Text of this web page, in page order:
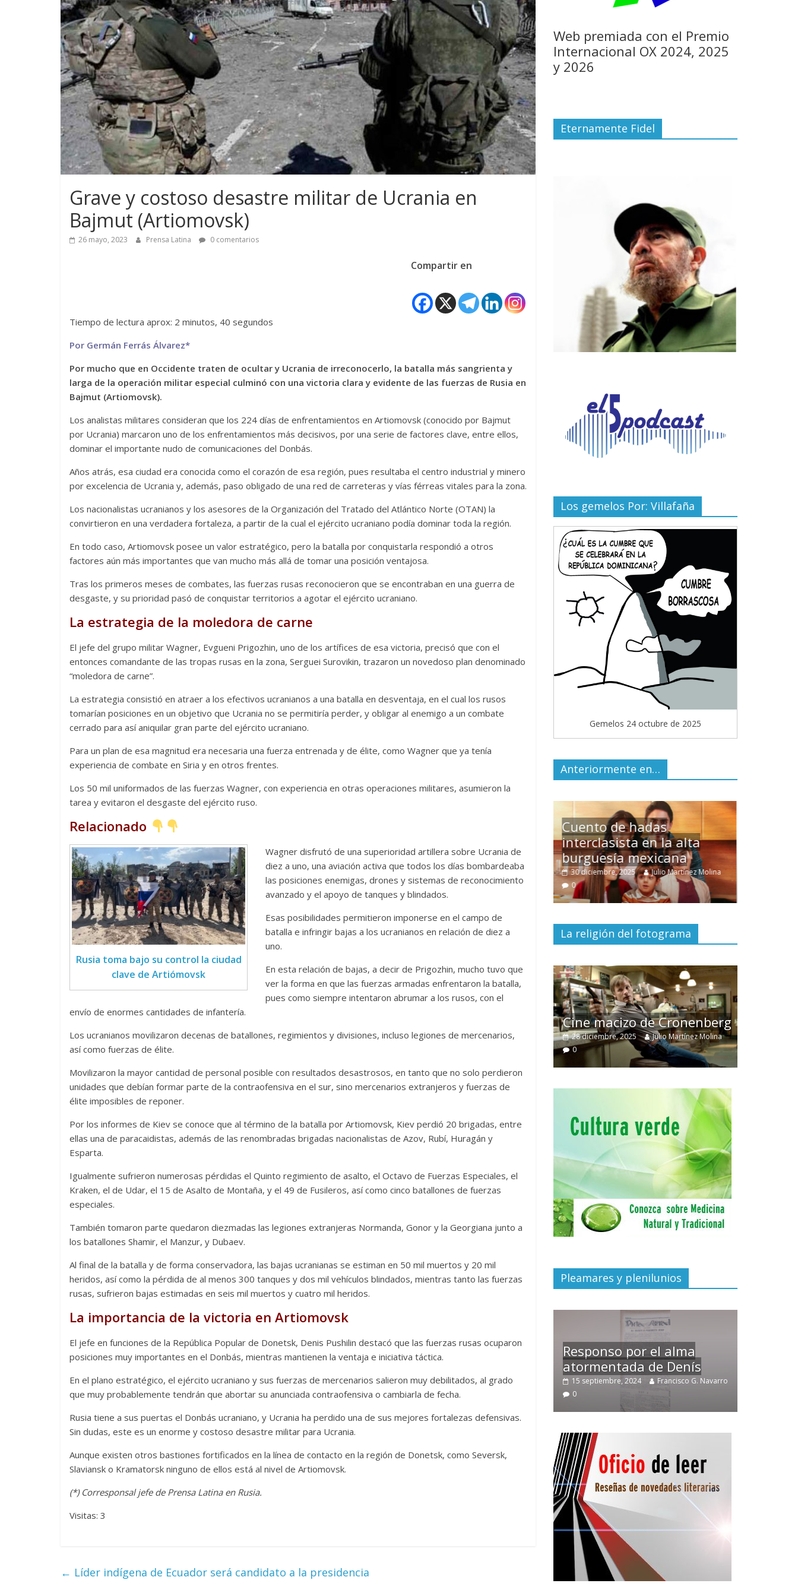
Grave y costoso desastre militar de Ucrania en
Bajmut (Artiomovsk)
26 mayo, 2023 Prensa Latina 0 comentarios
Compartir en
Tiempo de lectura aprox: 2 minutos, 40 segundos
Por Germán Ferrás Álvarez*
Por mucho que en Occidente traten de ocultar y Ucrania de irreconocerlo, la batalla más sangrienta y
larga de la operación militar especial culminó con una victoria clara y evidente de las fuerzas de Rusia en
Bajmut (Artiomovsk).
Los analistas militares consideran que los 224 días de enfrentamientos en Artiomovsk (conocido por Bajmut
por Ucrania) marcaron uno de los enfrentamientos más decisivos, por una serie de factores clave, entre ellos,
dominar el importante nudo de comunicaciones del Donbás.
Años atrás, esa ciudad era conocida como el corazón de esa región, pues resultaba el centro industrial y minero
por excelencia de Ucrania y, además, paso obligado de una red de carreteras y vías férreas vitales para la zona.
Los nacionalistas ucranianos y los asesores de la Organización del Tratado del Atlántico Norte (OTAN) la
convirtieron en una verdadera fortaleza, a partir de la cual el ejército ucraniano podía dominar toda la región.
En todo caso, Artiomovsk posee un valor estratégico, pero la batalla por conquistarla respondió a otros
factores aún más importantes que van mucho más allá de tomar una posición ventajosa.
Tras los primeros meses de combates, las fuerzas rusas reconocieron que se encontraban en una guerra de
desgaste, y su prioridad pasó de conquistar territorios a agotar el ejército ucraniano.
La estrategia de la moledora de carne
El jefe del grupo militar Wagner, Evgueni Prigozhin, uno de los artífices de esa victoria, precisó que con el
entonces comandante de las tropas rusas en la zona, Serguei Surovikin, trazaron un novedoso plan denominado
“moledora de carne”.
La estrategia consistió en atraer a los efectivos ucranianos a una batalla en desventaja, en el cual los rusos
tomarían posiciones en un objetivo que Ucrania no se permitiría perder, y obligar al enemigo a un combate
cerrado para así aniquilar gran parte del ejército ucraniano.
Para un plan de esa magnitud era necesaria una fuerza entrenada y de élite, como Wagner que ya tenía
experiencia de combate en Siria y en otros frentes.
Los 50 mil uniformados de las fuerzas Wagner, con experiencia en otras operaciones militares, asumieron la
tarea y evitaron el desgaste del ejército ruso.
Relacionado
Rusia toma bajo su control la ciudad
clave de Artiómovsk
Wagner disfrutó de una superioridad artillera sobre Ucrania de
diez a uno, una aviación activa que todos los días bombardeaba
las posiciones enemigas, drones y sistemas de reconocimiento
avanzado y el apoyo de tanques y blindados.
Esas posibilidades permitieron imponerse en el campo de
batalla e infringir bajas a los ucranianos en relación de diez a
uno.
En esta relación de bajas, a decir de Prigozhin, mucho tuvo que
ver la forma en que las fuerzas armadas enfrentaron la batalla,
pues como siempre intentaron abrumar a los rusos, con el
envío de enormes cantidades de infantería.
Los ucranianos movilizaron decenas de batallones, regimientos y divisiones, incluso legiones de mercenarios,
así como fuerzas de élite.
Movilizaron la mayor cantidad de personal posible con resultados desastrosos, en tanto que no solo perdieron
unidades que debían formar parte de la contraofensiva en el sur, sino mercenarios extranjeros y fuerzas de
élite imposibles de reponer.
Por los informes de Kiev se conoce que al término de la batalla por Artiomovsk, Kiev perdió 20 brigadas, entre
ellas una de paracaidistas, además de las renombradas brigadas nacionalistas de Azov, Rubí, Huragán y
Esparta.
Igualmente sufrieron numerosas pérdidas el Quinto regimiento de asalto, el Octavo de Fuerzas Especiales, el
Kraken, el de Udar, el 15 de Asalto de Montaña, y el 49 de Fusileros, así como cinco batallones de fuerzas
especiales.
También tomaron parte quedaron diezmadas las legiones extranjeras Normanda, Gonor y la Georgiana junto a
los batallones Shamir, el Manzur, y Dubaev.
Al final de la batalla y de forma conservadora, las bajas ucranianas se estiman en 50 mil muertos y 20 mil
heridos, así como la pérdida de al menos 300 tanques y dos mil vehículos blindados, mientras tanto las fuerzas
rusas, sufrieron bajas estimadas en seis mil muertos y cuatro mil heridos.
La importancia de la victoria en Artiomovsk
El jefe en funciones de la República Popular de Donetsk, Denis Pushilin destacó que las fuerzas rusas ocuparon
posiciones muy importantes en el Donbás, mientras mantienen la ventaja e iniciativa táctica.
En el plano estratégico, el ejército ucraniano y sus fuerzas de mercenarios salieron muy debilitados, al grado
que muy probablemente tendrán que abortar su anunciada contraofensiva o cambiarla de fecha.
Rusia tiene a sus puertas el Donbás ucraniano, y Ucrania ha perdido una de sus mejores fortalezas defensivas.
Sin dudas, este es un enorme y costoso desastre militar para Ucrania.
Aunque existen otros bastiones fortificados en la línea de contacto en la región de Donetsk, como Seversk,
Slaviansk o Kramatorsk ninguno de ellos está al nivel de Artiomovsk.
(*) Corresponsal jefe de Prensa Latina en Rusia.
Visitas: 3
← Líder indígena de Ecuador será candidato a la presidencia
Web premiada con el Premio
Internacional OX 2024, 2025
y 2026
Eternamente Fidel
Los gemelos Por: Villafaña
Gemelos 24 octubre de 2025
Anteriormente en…
Las series-caramelos de
Shondaland
Julio Martínez Molina 0
Una serie con los defectos
de muchas telenovelas
28 febrero, 2026 Julio Martínez Molina 0
burguesía mexicana
30 diciembre, 2025
Julio Martínez Molina
0
Un hombre entre dos
mundos
15 mayo, 2026 Julio Martínez Molina 0
La religión del fotograma
Terror chamánico coreano
14 marzo, 2026 Julio Martínez Molina
Divertida comedia
29 diciembre, 2025
Julio Martínez Molina
28 diciembre, 2025
Julio Martínez Molina
El documentalNuestra
tierray el despojo de los
pueblos originarios
30 junio, 2026 Julio Martínez Molina 0
Pleamares y plenilunios
Un vergel en las nieblas de
la nostalgia
12 octubre, 2024 Francisco G. Navarro 0
La efímera Torre del
Villuendas
21 septiembre, 2024
Francisco G. Navarro
3
Responso por el alma
atormentada de Denís
15 septiembre, 2024
Francisco G. Navarro
0
Temprano oficio de lector
2 noviembre, 2024
Francisco G. Navarro
0